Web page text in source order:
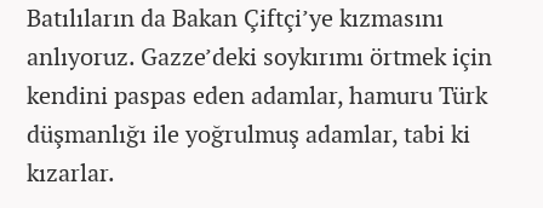
Batılıların da Bakan Çiftçi’ye kızmasını
anlıyoruz. Gazze’deki soykırımı örtmek için
kendini paspas eden adamlar, hamuru Türk
düşmanlığı ile yoğrulmuş adamlar, tabi ki
kızarlar.